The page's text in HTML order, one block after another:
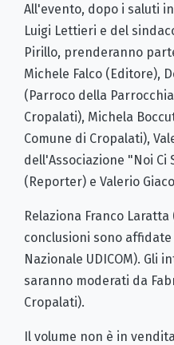
All'evento, dopo i saluti
Luigi Lettieri e del
Pirillo, prenderanno
Michele Falco (Editore),
(Parroco della
Cropalati), Michela
Comune di Cropalati),
dell'Associazione "Noi Ci
(Reporter) e Valerio
Relaziona Franco
conclusioni sono
Nazionale UDICOM). Gli
saranno moderati da
Cropalati).
Il volume non è in